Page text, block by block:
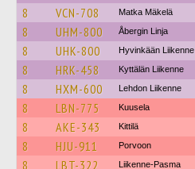
8 VCN-708 Matka Mäkelä
8 UHM-800 Åbergin Linja
8 UHK-800 Hyvinkään Liikenne
8 HRK-458 Kyttälän Liikenne
8 HXM-600 Lehdon Liikenne
8 LBN-775 Kuusela
8 AKE-343 Kittilä
8 HJU-911 Porvoon
8 LBT-322 Liikenne-Pasma